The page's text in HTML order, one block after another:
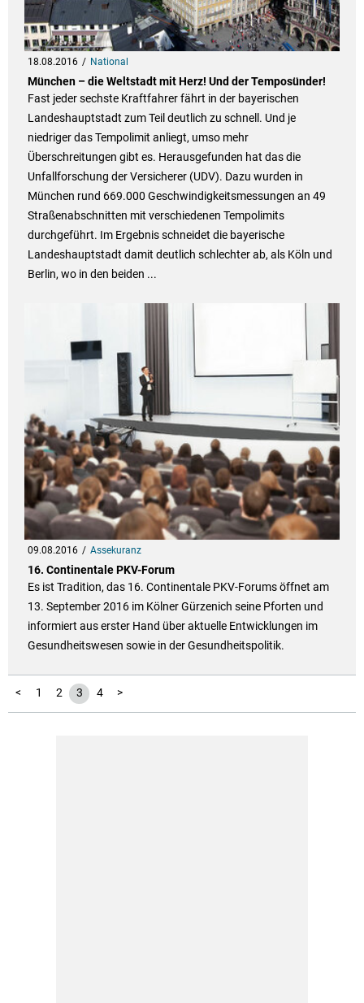
18.08.2016 National
München – die Weltstadt mit Herz! Und der Temposünder!
Fast jeder sechste Kraftfahrer fährt in der bayerischen
Landeshauptstadt zum Teil deutlich zu schnell. Und je
niedriger das Tempolimit anliegt, umso mehr
Überschreitungen gibt es. Herausgefunden hat das die
Unfallforschung der Versicherer (UDV). Dazu wurden in
München rund 669.000 Geschwindigkeitsmessungen an 49
Straßenabschnitten mit verschiedenen Tempolimits
durchgeführt. Im Ergebnis schneidet die bayerische
Landeshauptstadt damit deutlich schlechter ab, als Köln und
Berlin, wo in den beiden ...
09.08.2016 Assekuranz
16. Continentale PKV-Forum
Es ist Tradition, das 16. Continentale PKV-Forums öffnet am
13. September 2016 im Kölner Gürzenich seine Pforten und
informiert aus erster Hand über aktuelle Entwicklungen im
Gesundheitswesen sowie in der Gesundheitspolitik.
< 1 2 3 4 >